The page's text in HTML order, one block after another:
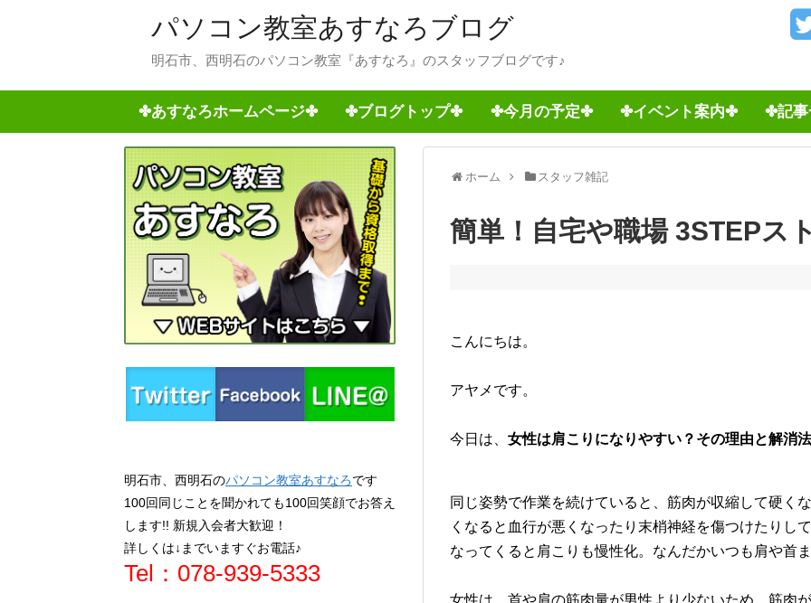
パソコン教室あすなろブログ
明石市、西明石のパソコン教室『あすなろ』のスタッフブログです♪
✤あすなろホームページ✤ ✤ブログトップ✤ ✤今月の予定✤ ✤イベント案内✤ ✤記
ホーム スタッフ雑記
簡単！自宅や職場 3STEPス
こんにちは。
アヤメです。
今日は、 女性は肩こりになりやすい？その理由と解消法
同じ姿勢で作業を続けていると、筋肉が収縮して硬く
くなると血行が悪くなったり末梢神経を傷つけたりし
なってくると肩こりも慢性化。なんだかいつも肩や首
明石市、西明石のパソコン教室あすなろです
100回同じことを聞かれても100回笑顔でお答え
します!! 新規入会者大歓迎！
詳しくは↓までいますぐお電話♪
Tel：078-939-5333